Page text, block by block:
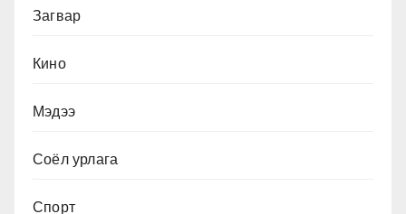
Загвар
Кино
Мэдээ
Соёл урлага
Спорт